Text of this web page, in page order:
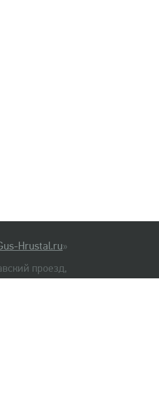
Hrustal.ru»
проезд,